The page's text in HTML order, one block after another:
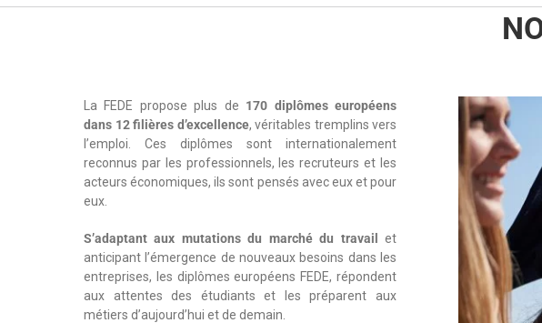
La FEDE propose plus de 170 diplômes européens
dans 12 filières d’excellence, véritables tremplins vers
l’emploi. Ces diplômes sont internationalement
reconnus par les professionnels, les recruteurs et les
acteurs économiques, ils sont pensés avec eux et pour
eux.
S’adaptant aux mutations du marché du travail
et
anticipant l’émergence de nouveaux besoins dans les
entreprises, les diplômes européens FEDE, répondent
aux attentes des étudiants et les préparent aux
métiers d’aujourd’hui et de demain.